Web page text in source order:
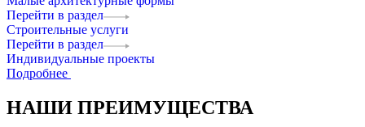
Перейти в раздел
Строительные услуги
Перейти в раздел
Индивидуальные проекты
Подробнее
НАШИ ПРЕИМУЩЕСТВА